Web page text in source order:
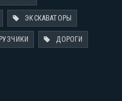
ЭКСКАВАТОРЫ
ДОРОГИ